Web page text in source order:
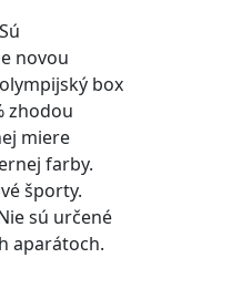
novou
box
zhodou
miere
farby.
športy.
sú určené
aparátoch.